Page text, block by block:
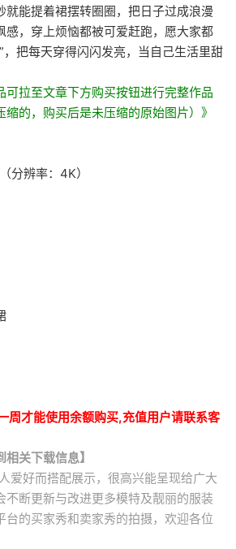
就能提着裙摆转圈圈，把日子过成浪漫
感，穿上烦恼都被可爱赶跑，愿大家都
，把每天穿得闪闪发亮，当自己生活里甜
可拉至文章下方购买按钮进行完整作品
的，购买后是未压缩的原始图片）》
分辨率：4K）
才能使用余额购买,充值用户请联系客
相关下载信息】
爱好而搭配展示，很高兴能呈现给广大
不断更新与改进更多模特及靓丽的服装
台的买家秀和卖家秀的拍摄，欢迎各位